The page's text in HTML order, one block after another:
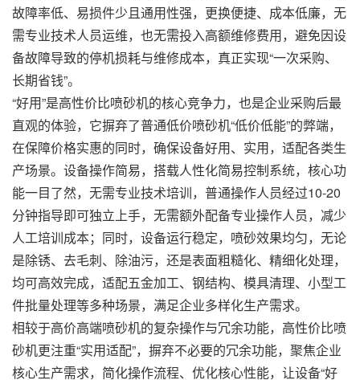
故障率低、易损件少且通用性强，更换便捷、成本低廉，无
需专业技术人员运维，也无需投入高额维修费用，避免因设
备故障导致的停机损耗与维修成本，真正实现“一次采购、
长期省钱”。
“好用”是高性价比喷砂机的核心竞争力，也是企业采购后最
直观的体验，它摒弃了普通低价喷砂机“低价低能”的弊端，
在保障价格实惠的同时，确保设备好用、实用，适配各类生
产场景。设备操作简易，搭载人性化简易控制系统，核心功
能一目了然，无需专业技术培训，普通操作人员经过10-20
分钟指导即可独立上手，无需额外配备专业操作人员，减少
人工培训成本；同时，设备运行稳定，喷砂效果均匀，无论
是除锈、去毛刺、除油污，还是表面粗糙化、精细化处理，
均可高效完成，适配五金加工、钢结构、模具清理、小型工
件批量处理等多种场景，满足企业多样化生产需求。
相较于高价高端喷砂机的复杂操作与冗余功能，高性价比喷
砂机更注重“实用适配”，摒弃不必要的冗余功能，聚焦企业
核心生产需求，简化操作流程、优化核心性能，让设备“好